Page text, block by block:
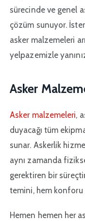
sürecinde ve genel
çözüm sunuyor.
asker malzemeleri
yelpazemizle
Asker
Asker malzemeleri,
duyacağı tüm
sunar. Askerlik
aynı zamanda
gerektiren bir
temini, hem konforu
Hemen hemen her